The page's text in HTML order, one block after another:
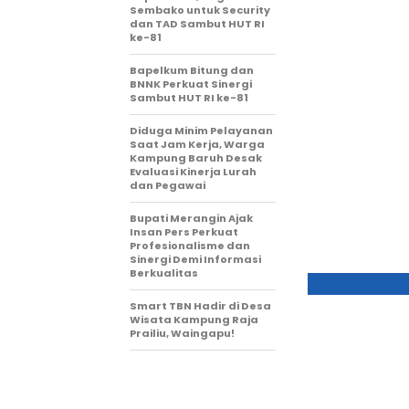
Sembako untuk Security
dan TAD Sambut HUT RI
ke-81
Bapelkum Bitung dan
BNNK Perkuat Sinergi
Sambut HUT RI ke-81
Diduga Minim Pelayanan
Saat Jam Kerja, Warga
Kampung Baruh Desak
Evaluasi Kinerja Lurah
dan Pegawai
Bupati Merangin Ajak
Insan Pers Perkuat
Profesionalisme dan
Sinergi Demi Informasi
Berkualitas
Smart TBN Hadir di Desa
Wisata Kampung Raja
Prailiu, Waingapu!